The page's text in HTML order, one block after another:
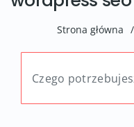
Strona główna /